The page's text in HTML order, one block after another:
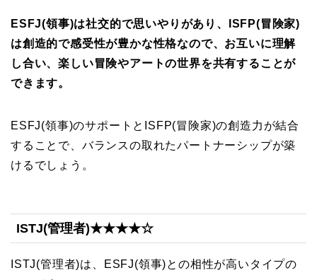
ESFJ(領事)は社交的で思いやりがあり、ISFP(冒険家)
は創造的で感受性が豊かな性格なので、お互いに理解
し合い、楽しい冒険やアートの世界を共有することが
できます。
ESFJ(領事)のサポートとISFP(冒険家)の創造力が結合
することで、バランスの取れたパートナーシップが築
けるでしょう。
ISTJ(管理者)★★★★☆
ISTJ(管理者)は、ESFJ(領事)との相性が高いタイプの